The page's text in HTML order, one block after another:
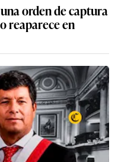
orden de captura
reaparece en